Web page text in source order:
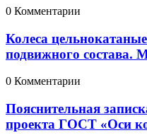
0 Комментарии
Колеса
подвижного состава.
0 Комментарии
Пояснительная
проекта ГОСТ «Оси